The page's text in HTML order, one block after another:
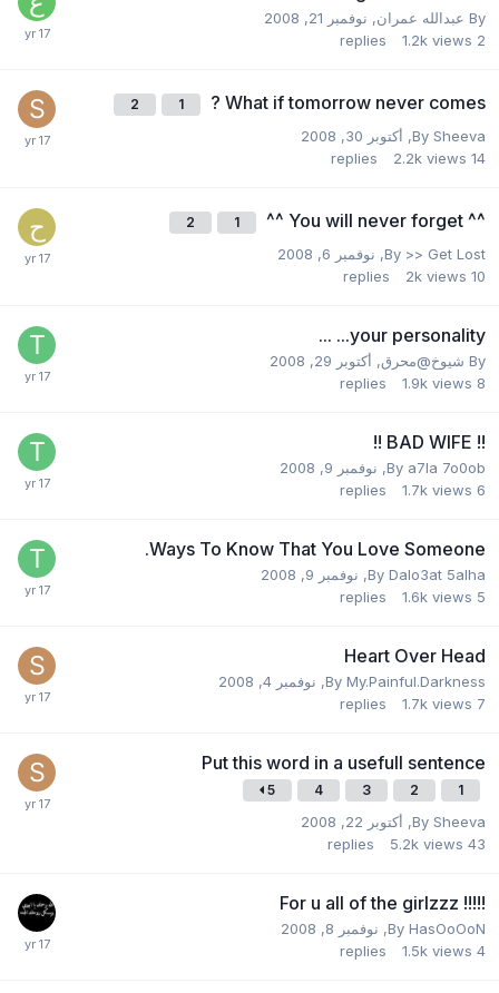
By عبدالله عمران, نوفمبر 21, 2008
2
replies 1.2k views
What if tomorrow never comes ?
1
2
By Sheeva
, أكتوبر 30, 2008
14
replies 2.2k views
^^ You will never forget ^^
1
2
By >> Get Lost
, نوفمبر 6, 2008
10
replies 2k views
your personality... ...
By شيوخ@محرق, أكتوبر 29, 2008
8
replies 1.9k views
!! BAD WIFE !!
By a7la ‎7o0ob
, نوفمبر 9, 2008
6
replies 1.7k views
Ways To Know That You Love Someone.
By Dalo3at 5alha
, نوفمبر 9, 2008
5
replies 1.6k views
Heart Over Head
By My.Painful.Darkness
, نوفمبر 4, 2008
7
replies 1.7k views
Put this word in a usefull sentence
1
2
3
4
5
By Sheeva
, أكتوبر 22, 2008
43
replies 5.2k views
!!!!! For u all of the girlzzz
By HasOoOoN
, نوفمبر 8, 2008
4
replies 1.5k views